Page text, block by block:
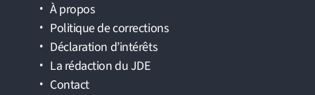
À propos
Politique de corrections
Déclaration d’intérêts
La rédaction du JDE
Contact